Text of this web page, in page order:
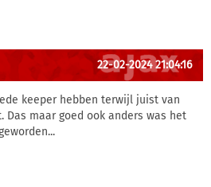
22-02-2024 21:04:16
keeper hebben terwijl juist van
Das maar goed ook anders was het